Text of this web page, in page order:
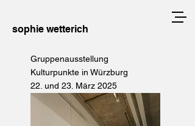
sophie wetterich
Gruppenausstellung
Kulturpunkte in Würzburg
22. und 23. März 2025